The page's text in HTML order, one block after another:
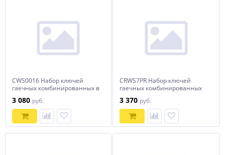
CWS0016 Набор ключей
гаечных комбинированных в
3 080 руб.
CRWS7PR Набор ключей
гаечных комбинированных
8-19 мм, 7 предметов
3 370 руб.